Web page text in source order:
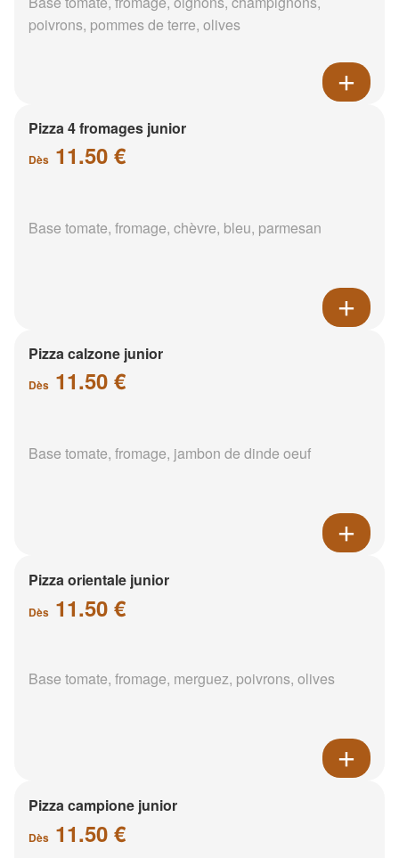
poivrons, pommes de terre, olives
Pizza 4 fromages junior
Dès 11.50 €
Base tomate, fromage, chèvre, bleu, parmesan
Pizza calzone junior
Dès 11.50 €
Base tomate, fromage, jambon de dinde oeuf
Pizza orientale junior
Dès 11.50 €
Base tomate, fromage, merguez, poivrons, olives
Pizza campione junior
Dès 11.50 €